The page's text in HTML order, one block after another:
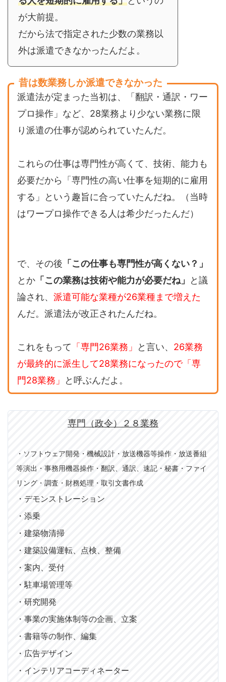
が大前提。
だから法で指定された少数の業務以
外は派遣できなかったんだよ。
昔は数業務しか派遣できなかった
派遣法が定まった当初は、「翻訳・通訳・ワー
プロ操作」など、28業務より少ない業務に限
り派遣の仕事が認められていたんだ。
これらの仕事は専門性が高くて、技術、能力も
必要だから「専門性の高い仕事を短期的に雇用
する」という趣旨に合っていたんだね。（当時
はワープロ操作できる人は希少だったんだ）
で、その後 「この仕事も専門性が高くない？」
とか 「この業務は技術や能力が必要だね」
と議
論され、 派遣可能な業種が26業種まで増えた
んだ。派遣法が改正されたんだね。
これをもって 「専門26業務」 と言い、 26業務
が最終的に派生して28業務になったので「専
門28業務」
と呼ぶんだよ。
専門（政令）２８業務
・ソフトウェア開発・機械設計・放送機器等操作・放送番組
等演出・事務用機器操作・翻訳、通訳、速記・秘書 ・ファイ
リング・調査 ・財務処理 ・取引文書作成
・デモンストレーション
・添乗
・建築物清掃
・建築設備運転、点検、整備
・案内、受付
・駐車場管理等
・研究開発
・事業の実施体制等の企画、立案
・書籍等の制作、編集
・広告デザイン
・インテリアコーディネーター